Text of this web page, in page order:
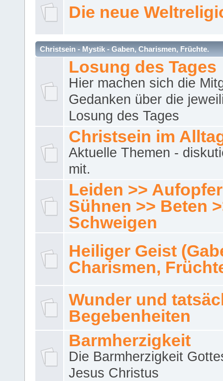
Die neue
Christsein - Mystik - Gaben, Charismen, Früchte.
Losung des Tages
Hier machen sich die
Gedanken über die
Losung des Tages
Christsein im
Aktuelle Themen -
mit.
Leiden >>
Sühnen >> Beten
Schweigen
Heiliger Geist
Charismen,
Wunder und
Begebenheiten
Barmherzigkeit
Die Barmherzigkeit
Jesus Christus